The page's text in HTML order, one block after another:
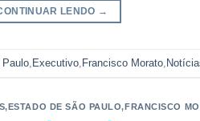
LENDO →
Executivo Francisco Morato
,ESTADO DE SÃO PAULO,FRANCISCO